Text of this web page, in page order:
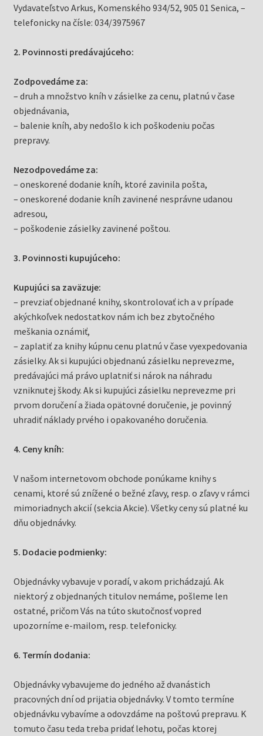
Vydavateľstvo Arkus, Komenského 934/52, 905 01 Senica, –
telefonicky na čísle: 034/3975967
2. Povinnosti predávajúceho:
Zodpovedáme za:
– druh a množstvo kníh v zásielke za cenu, platnú v čase
objednávania,
– balenie kníh, aby nedošlo k ich poškodeniu počas
prepravy.
Nezodpovedáme za:
– oneskorené dodanie kníh, ktoré zavinila pošta,
– oneskorené dodanie kníh zavinené nesprávne udanou
adresou,
– poškodenie zásielky zavinené poštou.
3. Povinnosti kupujúceho:
Kupujúci sa zaväzuje:
– prevziať objednané knihy, skontrolovať ich a v prípade
akýchkoľvek nedostatkov nám ich bez zbytočného
meškania oznámiť,
– zaplatiť za knihy kúpnu cenu platnú v čase vyexpedovania
zásielky. Ak si kupujúci objednanú zásielku neprevezme,
predávajúci má právo uplatniť si nárok na náhradu
vzniknutej škody. Ak si kupujúci zásielku neprevezme pri
prvom doručení a žiada opätovné doručenie, je povinný
uhradiť náklady prvého i opakovaného doručenia.
4. Ceny kníh:
V našom internetovom obchode ponúkame knihy s
cenami, ktoré sú znížené o bežné zľavy, resp. o zľavy v rámci
mimoriadnych akcií (sekcia Akcie). Všetky ceny sú platné ku
dňu objednávky.
5. Dodacie podmienky:
Objednávky vybavuje v poradí, v akom prichádzajú. Ak
niektorý z objednaných titulov nemáme, pošleme len
ostatné, pričom Vás na túto skutočnosť vopred
upozorníme e-mailom, resp. telefonicky.
6. Termín dodania:
Objednávky vybavujeme do jedného až dvanástich
pracovných dní od prijatia objednávky. V tomto termíne
objednávku vybavíme a odovzdáme na poštovú prepravu. K
tomuto času teda treba pridať lehotu, počas ktorej